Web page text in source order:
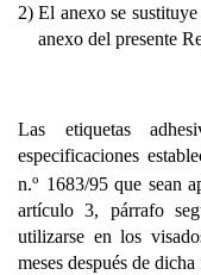
2) El anexo se
anexo del presente
Las etiquetas
especificaciones
n.o
1683/95 que sean
artículo 3, párrafo
utilizarse en los
meses después de dicha